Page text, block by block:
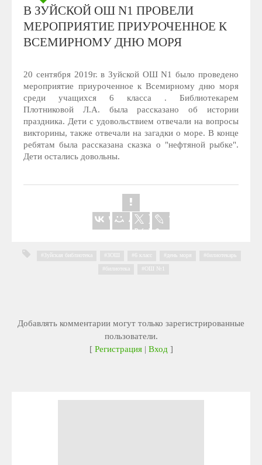
В ЗУЙСКОЙ ОШ N1 ПРОВЕЛИ
МЕРОПРИЯТИЕ ПРИУРОЧЕННОЕ К
ВСЕМИРНОМУ ДНЮ МОРЯ
20 сентября 2019г. в Зуйской ОШ N1 было проведено
мероприятие приуроченное к Всемирному дню моря
среди учащихся 6 класса . Библиотекарем
Плотниковой Л.А. была рассказано об истории
праздника. Дети с удовольствием отвечали на вопросы
викторины, также отвечали на загадки о море. В конце
ребятам была рассказана сказка о "нефтяной рыбке".
Дети остались довольны.
Зуйская библиотека ЗОШ 6 класс день моря билиотекарь
билиотека ОШ №1
Добавлять комментарии могут только зарегистрированные
пользователи.
[ Регистрация| Вход]